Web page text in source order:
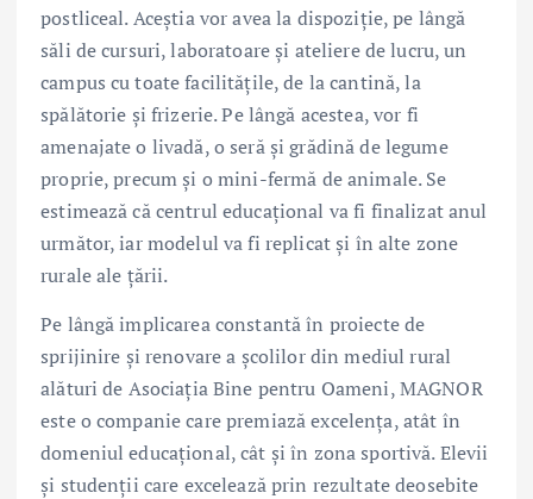
postliceal. Aceștia vor avea la dispoziție, pe lângă
săli de cursuri, laboratoare și ateliere de lucru, un
campus cu toate facilitățile, de la cantină, la
spălătorie și frizerie. Pe lângă acestea, vor fi
amenajate o livadă, o seră și grădină de legume
proprie, precum și o mini-fermă de animale. Se
estimează că centrul educațional va fi finalizat anul
următor, iar modelul va fi replicat și în alte zone
rurale ale țării.
Pe lângă implicarea constantă în proiecte de
sprijinire și renovare a școlilor din mediul rural
alături de Asociația Bine pentru Oameni, MAGNOR
este o companie care premiază excelența, atât în
domeniul educațional, cât și în zona sportivă. Elevii
și studenții care excelează prin rezultate deosebite